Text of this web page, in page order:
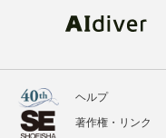
ヘルプ
著作権・リンク